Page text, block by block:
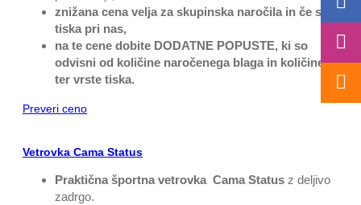
znižana cena velja za skupinska naročila in če se
tiska pri nas,
na te cene dobite DODATNE POPUSTE, ki so
odvisni od količine naročenega blaga in količine
ter vrste tiska.
Preveri ceno
Vetrovka Cama Status
Praktična športna vetrovka Cama Status z deljivo
zadrgo.